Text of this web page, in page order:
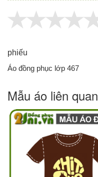
phiếu
Áo đồng phục lớp 467
Mẫu áo liên quan